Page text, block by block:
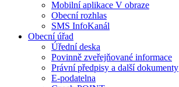
Mobilní aplikace V obraze
Obecní rozhlas
SMS InfoKanál
Obecní úřad
Úřední deska
Povinně zveřejňované informace
Právní předpisy a další dokumenty
E-podatelna